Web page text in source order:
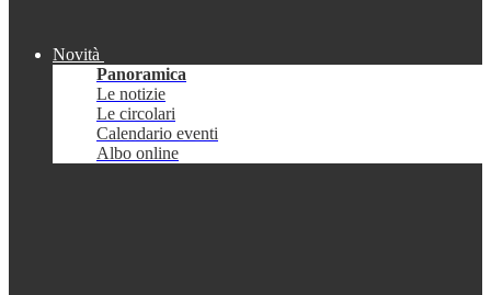
Novità
Panoramica
Le notizie
Le circolari
Calendario eventi
Albo online